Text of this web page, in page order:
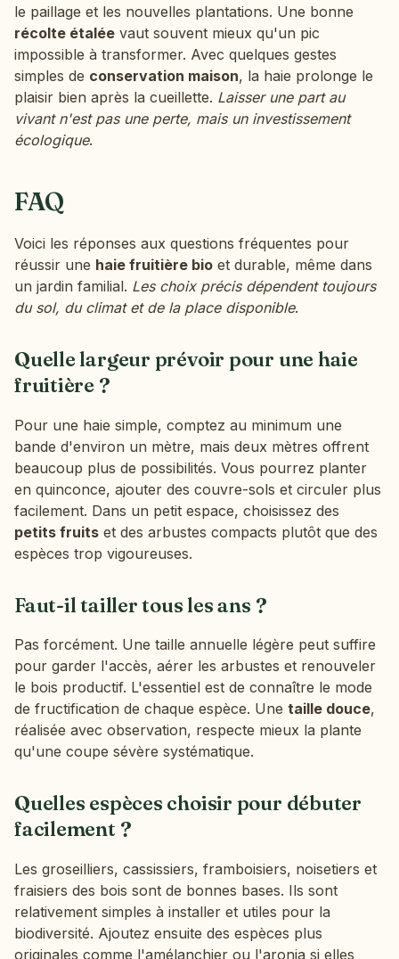
le paillage et les nouvelles plantations. Une bonne
récolte étalée vaut souvent mieux qu'un pic
impossible à transformer. Avec quelques gestes
simples de conservation maison, la haie prolonge le
plaisir bien après la cueillette. Laisser une part au
vivant n'est pas une perte, mais un investissement
écologique.
FAQ
Voici les réponses aux questions fréquentes pour
réussir une haie fruitière bio et durable, même dans
un jardin familial. Les choix précis dépendent toujours
du sol, du climat et de la place disponible.
Quelle largeur prévoir pour une haie
fruitière ?
Pour une haie simple, comptez au minimum une
bande d'environ un mètre, mais deux mètres offrent
beaucoup plus de possibilités. Vous pourrez planter
en quinconce, ajouter des couvre-sols et circuler plus
facilement. Dans un petit espace, choisissez des
petits fruits et des arbustes compacts plutôt que des
espèces trop vigoureuses.
Faut-il tailler tous les ans ?
Pas forcément. Une taille annuelle légère peut suffire
pour garder l'accès, aérer les arbustes et renouveler
le bois productif. L'essentiel est de connaître le mode
de fructification de chaque espèce. Une taille douce,
réalisée avec observation, respecte mieux la plante
qu'une coupe sévère systématique.
Quelles espèces choisir pour débuter
facilement ?
Les groseilliers, cassissiers, framboisiers, noisetiers et
fraisiers des bois sont de bonnes bases. Ils sont
relativement simples à installer et utiles pour la
biodiversité. Ajoutez ensuite des espèces plus
originales comme l'amélanchier ou l'aronia si elles